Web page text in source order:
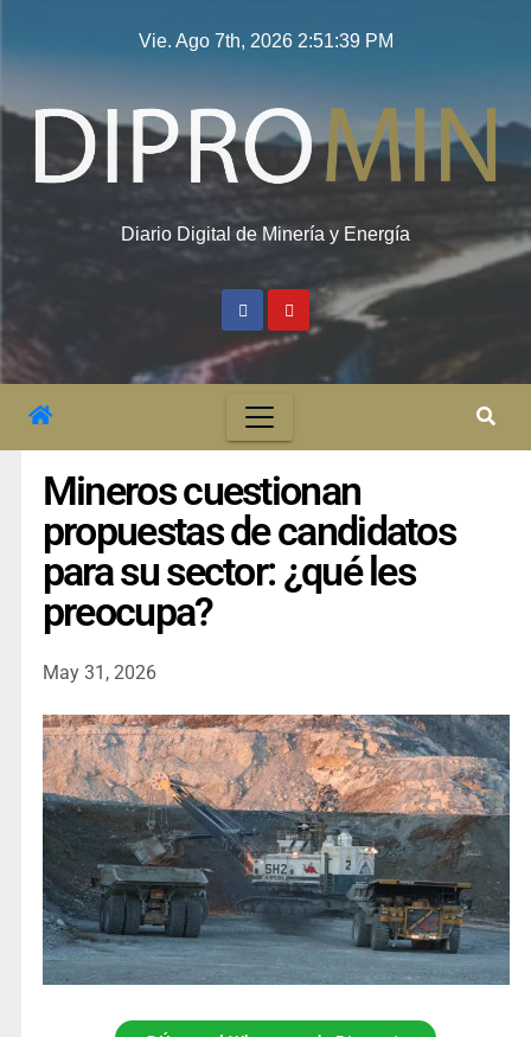
Vie. Ago 7th, 2026 2:51:40 PM
Diario Digital de Minería y Energía
Mineros cuestionan
propuestas de candidatos
para su sector: ¿qué les
preocupa?
May 31, 2026